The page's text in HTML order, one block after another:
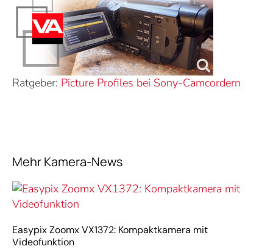
Ratgeber: Picture Profiles bei Sony-Camcordern
Mehr Kamera-News
Easypix Zoomx VX1372: Kompaktkamera mit
Videofunktion